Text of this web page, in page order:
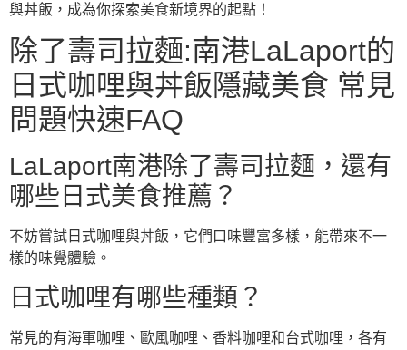
與丼飯，成為你探索美食新境界的起點！
除了壽司拉麵:南港LaLaport的
日式咖哩與丼飯隱藏美食 常見
問題快速FAQ
LaLaport南港除了壽司拉麵，還有
哪些日式美食推薦？
不妨嘗試日式咖哩與丼飯，它們口味豐富多樣，能帶來不一
樣的味覺體驗。
日式咖哩有哪些種類？
常見的有海軍咖哩、歐風咖哩、香料咖哩和台式咖哩，各有